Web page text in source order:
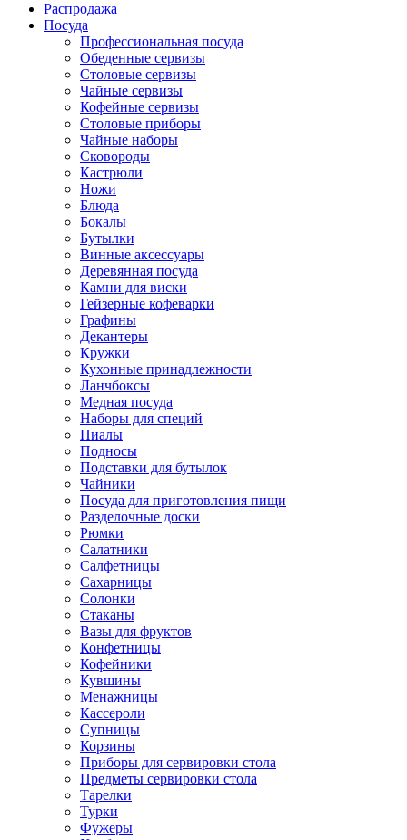
Распродажа
Посуда
Профессиональная посуда
Обеденные сервизы
Столовые сервизы
Чайные сервизы
Кофейные сервизы
Столовые приборы
Чайные наборы
Сковороды
Кастрюли
Ножи
Блюда
Бокалы
Бутылки
Винные аксессуары
Деревянная посуда
Камни для виски
Гейзерные кофеварки
Графины
Декантеры
Кружки
Кухонные принадлежности
Ланчбоксы
Медная посуда
Наборы для специй
Пиалы
Подносы
Подставки для бутылок
Чайники
Посуда для приготовления пищи
Разделочные доски
Рюмки
Салатники
Салфетницы
Сахарницы
Солонки
Стаканы
Вазы для фруктов
Конфетницы
Кофейники
Кувшины
Менажницы
Кассероли
Супницы
Корзины
Приборы для сервировки стола
Предметы сервировки стола
Тарелки
Турки
Фужеры